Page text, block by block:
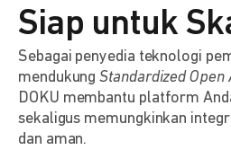
Siap untuk
Sebagai penyedia teknologi
mendukungStandardized Open
DOKU membantu platform
sekaligus memungkinkan
dan aman.